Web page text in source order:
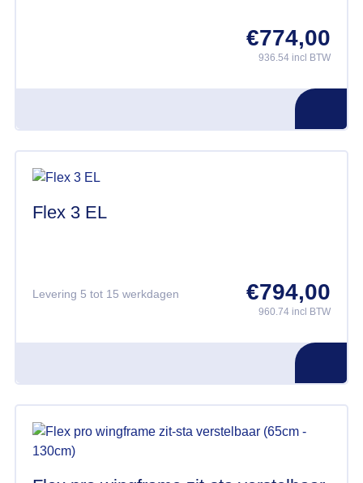
€774,00
936.54 incl BTW
Flex 3 EL
Levering 5 tot 15 werkdagen €794,00
960.74 incl BTW